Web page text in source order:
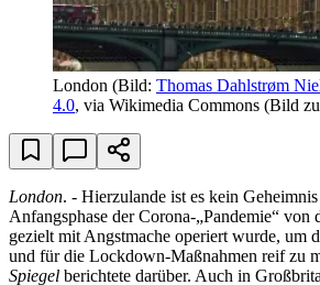
London (Bild: Thomas Dahlstrøm
4.0, via Wikimedia Commons (Bild
London. - Hierzulande ist es kein
Anfangsphase der Corona-„Pandemie“ von
gezielt mit Angstmache operiert wurde, um
und für die Lockdown-Maßnahmen reif zu
Spiegel berichtete darüber. Auch in